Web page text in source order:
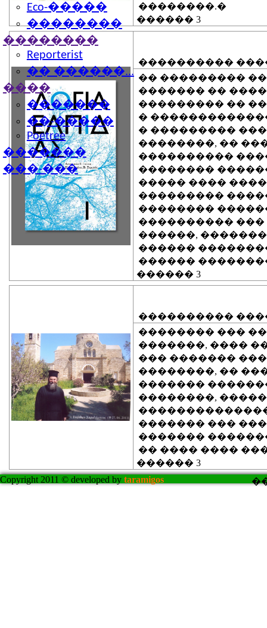
Eco-�����
��������
��������
Reporterist
�� ������...
����
�������
��-�����
Poetree
�������
���-���
��������.�
������ 3
����������
�� ���������
������� ��
��������� ��
�
� ���������
��������, ��
����������
��������
����� ����
���������
��������
����������
������,
������
������
������ 3
����������
�������� ���
�������, ����
��� �������
��������, ��
�������
��������,
������� ���
�������
�� ���� ����
������ 3
Copyright 2011 © developed by taramigos